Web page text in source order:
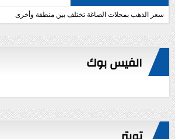
سعر الذهب بمحلات الصاغة تختلف بين منطقة وأخرى
الفيس بوك